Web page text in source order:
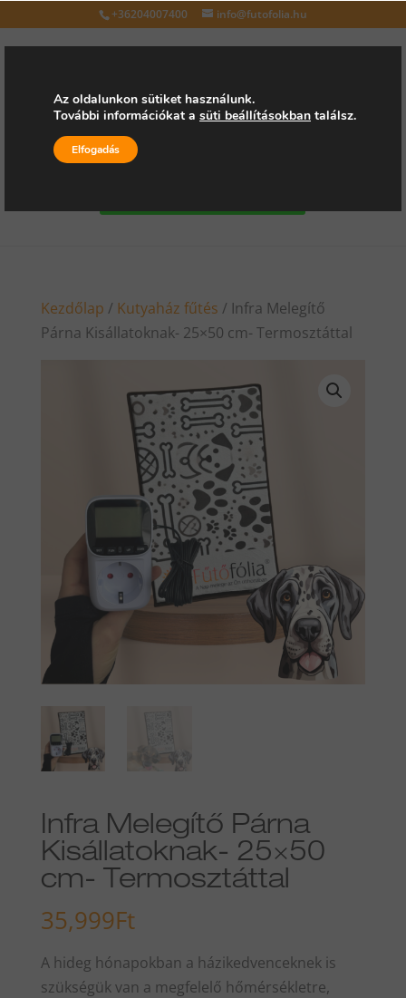
+36204007400 info@futofolia.hu
Válasszon oldalt
Kezdőlap / Kutyaház fűtés / Infra Melegítő
Párna Kisállatoknak- 25×50 cm- Termosztáttal
Infra Melegítő Párna
Kisállatoknak- 25×50
cm- Termosztáttal
35,999Ft
A hideg hónapokban a házikedvenceknek is
szükségük van a megfelelő hőmérsékletre,
Az oldalunkon sütiket használunk.
További információkat a süti beállításokban találsz.
Elfogadás